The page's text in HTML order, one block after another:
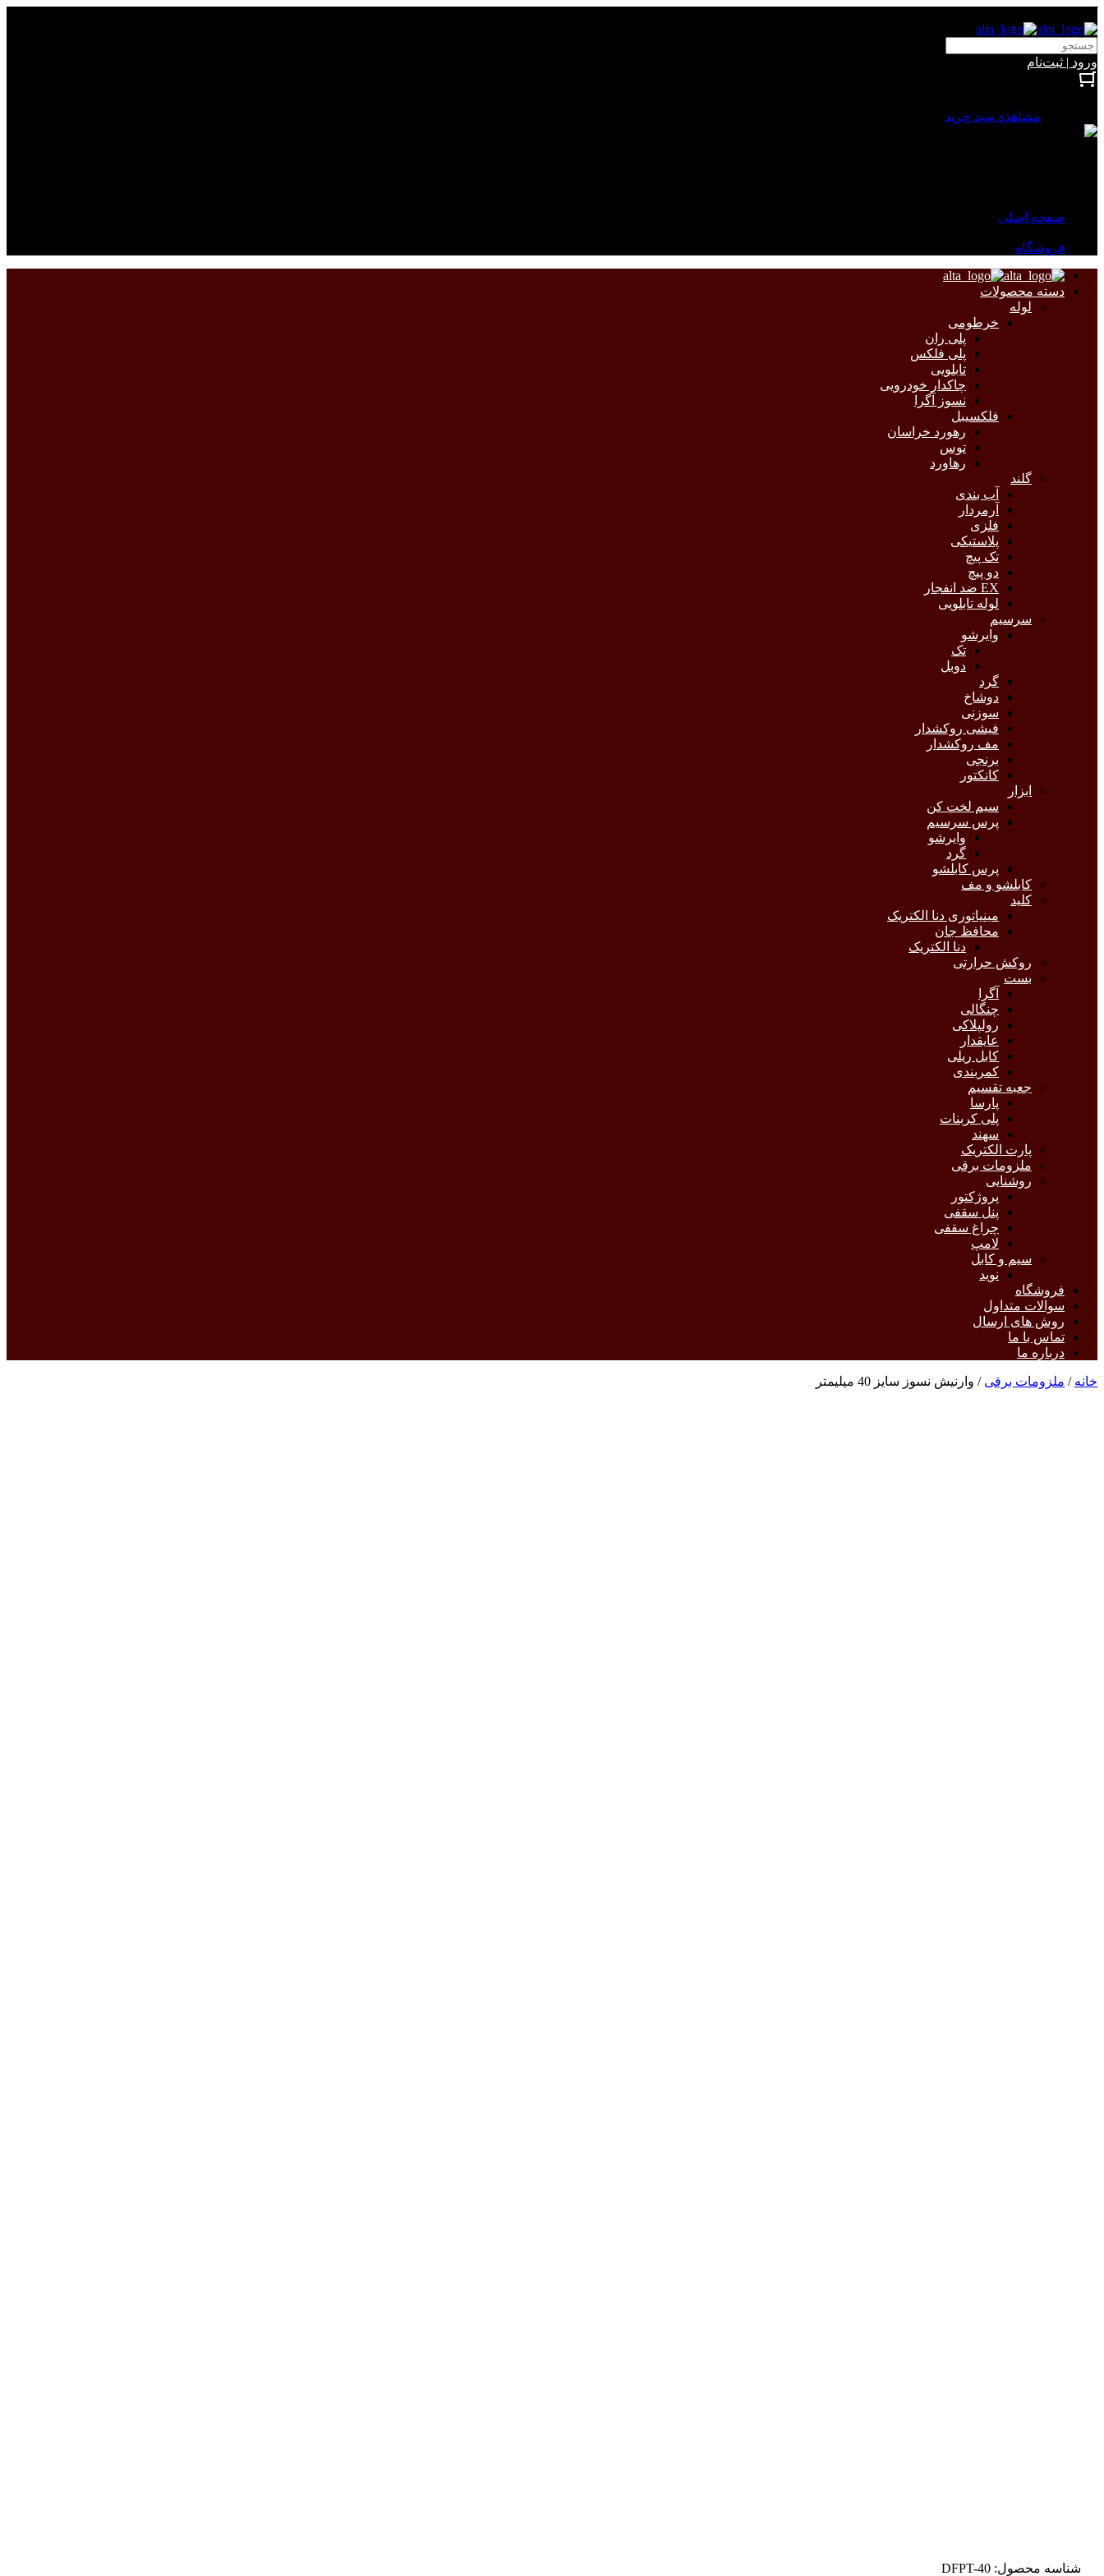
ورود | ثبت‌نام
مشاهده سبد خرید
صفحه اصلی
فروشگاه
دسته محصولات
لوله
خرطومی
پلی ران
پلی فلکس
تابلویی
چاکدار خودرویی
نسوز آگرا
فلکسیبل
رهورد خراسان
توس
رهاورد
گلند
آب بندی
آرمردار
فلزی
پلاستیکی
تک پیچ
دو پیچ
EX ضد انفجار
لوله تابلویی
سرسیم
وایرشو
تک
دوبل
گرد
دوشاخ
سوزنی
فیشی روکشدار
مف روکشدار
برنجی
کانکتور
ابزار
سیم لخت کن
پرس سرسیم
وایرشو
گرد
پرس کابلشو
کابلشو و مف
کلید
مینیاتوری دنا الکتریک
محافظ جان
دنا الکتریک
روکش حرارتی
بست
آگرا
چنگالی
رولپلاکی
عایقدار
کابل ریلی
کمربندی
جعبه تقسیم
پارسا
پلی کربنات
سهند
پارت الکتریک
ملزومات برقی
روشنایی
پروژکتور
پنل سقفی
چراغ سقفی
لامپ
سیم و کابل
نوید
فروشگاه
سوالات متداول
روش های ارسال
تماس با ما
درباره ما
خانه / ملزومات برقی / وارنیش نسوز سایز 40 میلیمتر
شناسه محصول: DFPT-40